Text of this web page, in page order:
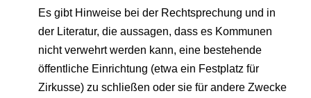
Es gibt Hinweise bei der Rechtsprechung und in
der Literatur, die aussagen, dass es Kommunen
nicht verwehrt werden kann, eine bestehende
öffentliche Einrichtung (etwa ein Festplatz für
Zirkusse) zu schließen oder sie für andere Zwecke